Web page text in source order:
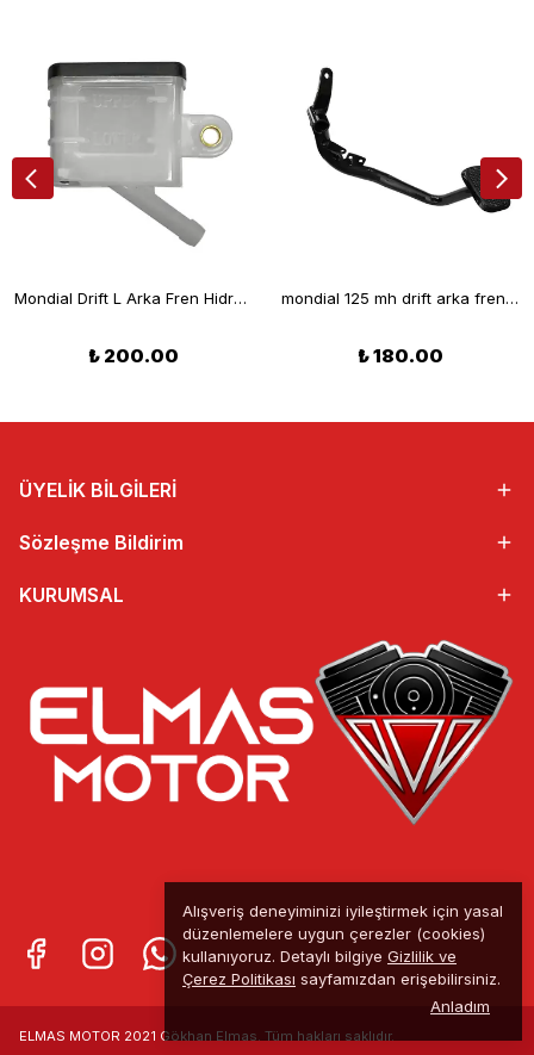
Alışveriş deneyiminizi iyileştirmek için yasal
düzenlemelere uygun çerezler (cookies)
kullanıyoruz. Detaylı bilgiye Gizlilik ve
Çerez Politikası sayfamızdan erişebilirsiniz.
Anladım
Mondial Drift L Arka Fren Hidrolik Deposu
₺ 200.00
mondial 125 mh drift arka fren pedalı
₺ 180.00
ÜYELİK BİLGİLERİ
Sözleşme Bildirim
KURUMSAL
ELMAS MOTOR 2021 Gökhan Elmas. Tüm hakları saklıdır.